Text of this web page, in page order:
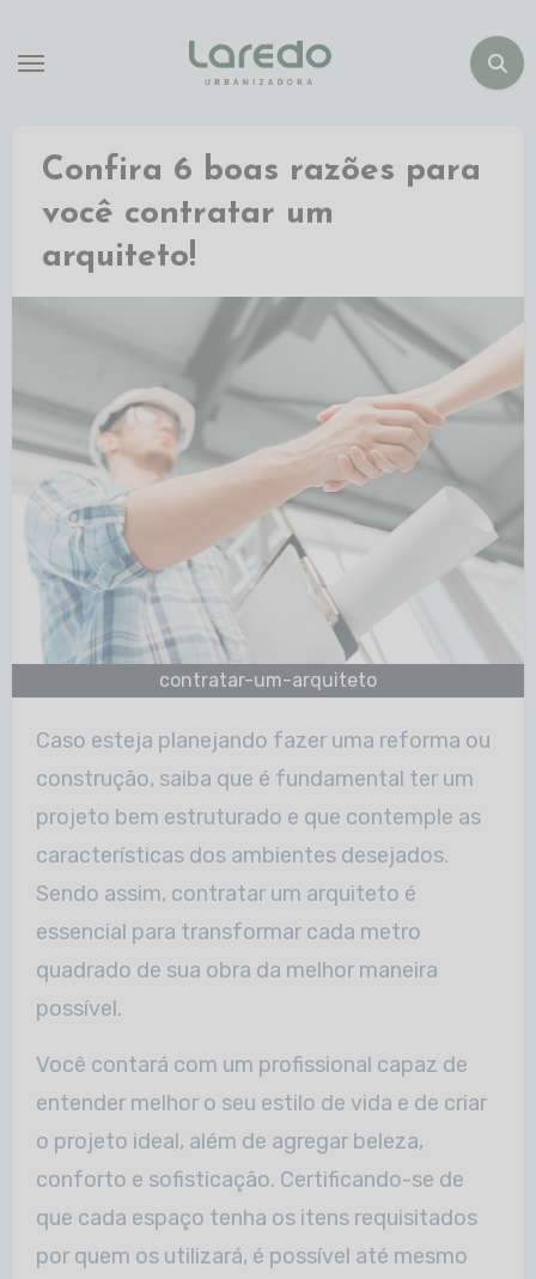
Confira 6 boas razões para
você contratar um
arquiteto!
contratar-um-arquiteto
Caso esteja planejando fazer uma reforma ou
construção, saiba que é fundamental ter um
projeto bem estruturado e que contemple as
características dos ambientes desejados.
Sendo assim, contratar um arquiteto é
essencial para transformar cada metro
quadrado de sua obra da melhor maneira
possível.
Você contará com um profissional capaz de
entender melhor o seu estilo de vida e de criar
o projeto ideal, além de agregar beleza,
conforto e sofisticação. Certificando-se de
que cada espaço tenha os itens requisitados
por quem os utilizará, é possível até mesmo